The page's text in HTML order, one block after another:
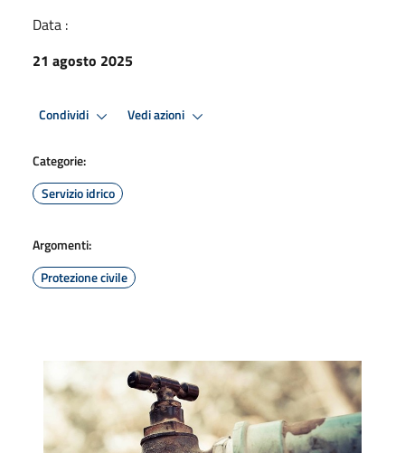
Data :
21 agosto 2025
Condividi Vedi azioni
Categorie:
Servizio idrico
Argomenti:
Protezione civile